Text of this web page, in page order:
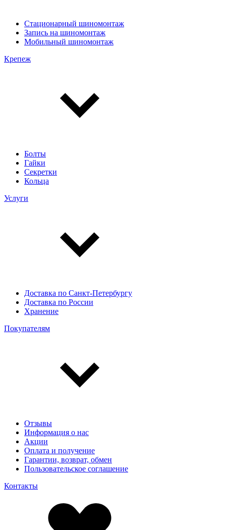
Стационарный шиномонтаж
Запись на шиномонтаж
Мобильный шиномонтаж
Крепеж
Болты
Гайки
Секретки
Кольца
Услуги
Доставка по Санкт-Петербургу
Доставка по России
Хранение
Покупателям
Отзывы
Информация о нас
Акции
Оплата и получение
Гарантии, возврат, обмен
Пользовательское соглашение
Контакты